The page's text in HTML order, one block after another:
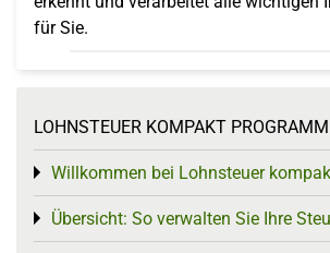
für Sie.
LOHNSTEUER KOMPAKT
Willkommen bei Lohnsteuer
Toggle menu
Übersicht: So verwalten Sie Ihre
Toggle menu